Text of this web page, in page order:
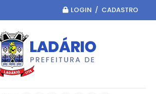
LOGIN / CADASTRO